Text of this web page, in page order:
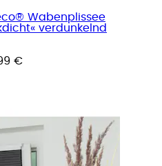
Wabenplissee
verdunkelnd
€